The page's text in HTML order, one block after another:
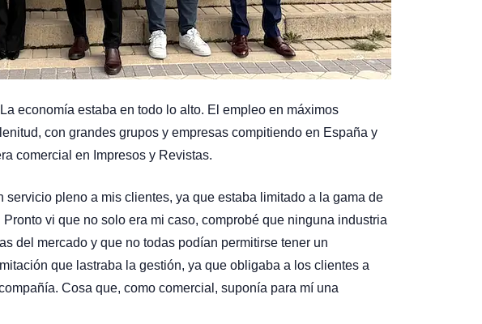
economía estaba en todo lo alto. El empleo en máximos
con grandes grupos y empresas compitiendo en España y
comercial en Impresos y Revistas.
servicio pleno a mis clientes, ya que estaba limitado a la gama de
vi que no solo era mi caso, comprobé que ninguna industria
del mercado y que no todas podían permitirse tener un
que lastraba la gestión, ya que obligaba a los clientes a
Cosa que, como comercial, suponía para mí una